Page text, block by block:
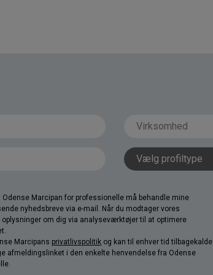
Marcipan for professionelle må behandle mine
nyhedsbreve via e-mail. Når du modtager vores
oplysninger om dig via analyseværktøjer til at optimere
Marcipans privatlivspolitik og kan til enhver tid tilbagekalde
afmeldingslinket i den enkelte henvendelse fra Odense